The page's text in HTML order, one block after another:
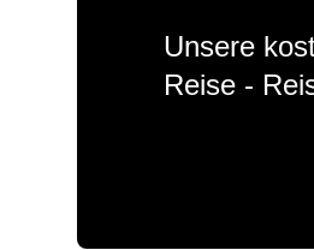
Unsere
Reise -